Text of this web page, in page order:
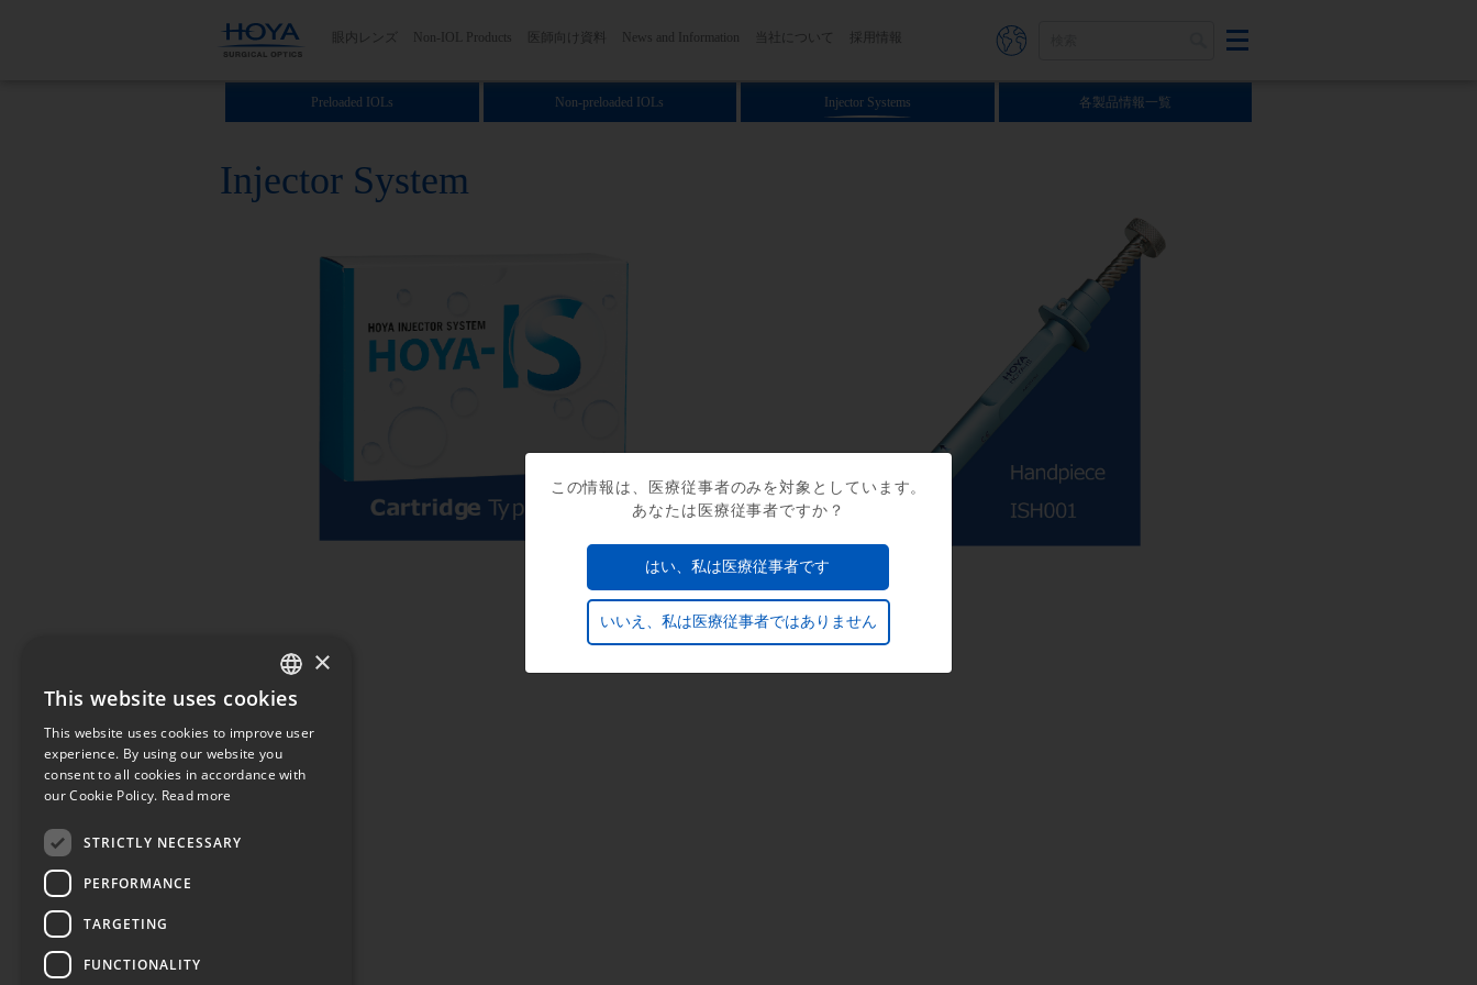
Main navigation
眼内レンズ Non-IOL Products 医師向け資料 News and Information 当社について 採用情報
この情報は、医療従事者のみを対象としています。
あなたは医療従事者ですか？
はい、私は医療従事者です
いいえ、私は医療従事者ではありません
Preloaded IOLs Non-preloaded IOLs Injector Systems 各製品情報一覧
Injector System
ENGLISH
JAPANESE
×
This website uses cookies
This website uses cookies to improve user
experience. By using our website you
consent to all cookies in accordance with
our Cookie Policy. Read more
STRICTLY NECESSARY
PERFORMANCE
TARGETING
FUNCTIONALITY